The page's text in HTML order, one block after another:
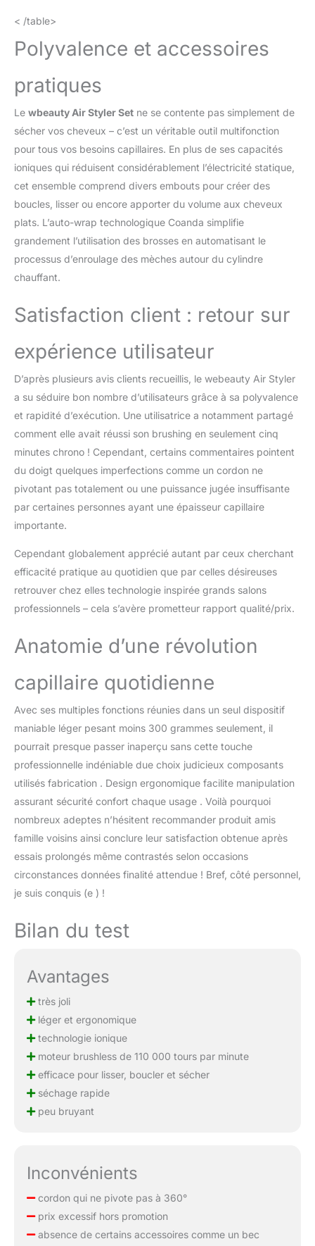
boucles naturelles volumineuses/frange. Ce
sèche-cheveux est un bon cadeau pour
votre famille et vos amis.
< /table>
Polyvalence et accessoires
pratiques
Le wbeauty Air Styler Set ne se contente pas simplement de
sécher vos cheveux – c’est un véritable outil multifonction
pour tous vos besoins capillaires. En plus de ses capacités
ioniques qui réduisent considérablement l’électricité statique,
cet ensemble comprend divers embouts pour créer des
boucles, lisser ou encore apporter du volume aux cheveux
plats. L’auto-wrap technologique Coanda simplifie
grandement l’utilisation des brosses en automatisant le
processus d’enroulage des mèches autour du cylindre
chauffant.
Satisfaction client : retour sur
expérience utilisateur
D’après plusieurs avis clients recueillis, le webeauty Air Styler
a su séduire bon nombre d’utilisateurs grâce à sa polyvalence
et rapidité d’exécution. Une utilisatrice a notamment partagé
comment elle avait réussi son brushing en seulement cinq
minutes chrono ! Cependant, certains commentaires pointent
du doigt quelques imperfections comme un cordon ne
pivotant pas totalement ou une puissance jugée insuffisante
par certaines personnes ayant une épaisseur capillaire
importante.
Cependant globalement apprécié autant par ceux cherchant
efficacité pratique au quotidien que par celles désireuses
retrouver chez elles technologie inspirée grands salons
professionnels – cela s’avère prometteur rapport qualité/prix.
Anatomie d’une révolution
capillaire quotidienne
Avec ses multiples fonctions réunies dans un seul dispositif
maniable léger pesant moins 300 grammes seulement, il
pourrait presque passer inaperçu sans cette touche
professionnelle indéniable due choix judicieux composants
utilisés fabrication . Design ergonomique facilite manipulation
assurant sécurité confort chaque usage . Voilà pourquoi
nombreux adeptes n’hésitent recommander produit amis
famille voisins ainsi conclure leur satisfaction obtenue après
essais prolongés même contrastés selon occasions
circonstances données finalité attendue ! Bref, côté personnel,
je suis conquis (e ) !
Bilan du test
Avantages
très joli
léger et ergonomique
technologie ionique
moteur brushless de 110 000 tours par minute
efficace pour lisser, boucler et sécher
séchage rapide
peu bruyant
Inconvénients
cordon qui ne pivote pas à 360°
prix excessif hors promotion
absence de certains accessoires comme un bec